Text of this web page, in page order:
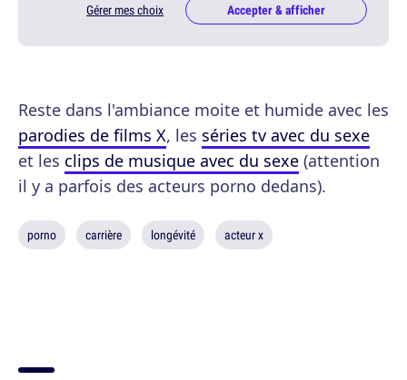
Gérer mes choix Accepter & afficher
Reste dans l'ambiance moite et humide avec les
parodies de films X, les séries tv avec du sexe
et les clips de musique avec du sexe (attention
il y a parfois des acteurs porno dedans).
porno carrière longévité acteur x